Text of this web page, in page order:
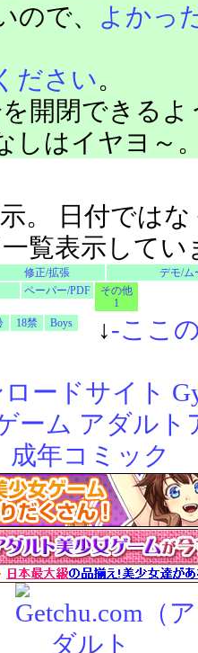
ので、
よかっ
ださい。
開閉できる
しはイヤヨ～
。 日付では
覧表示してい
修正/拡張
デモ/ム
ペーパー/PDF
その他
1
18禁 Boys ↓-ここ